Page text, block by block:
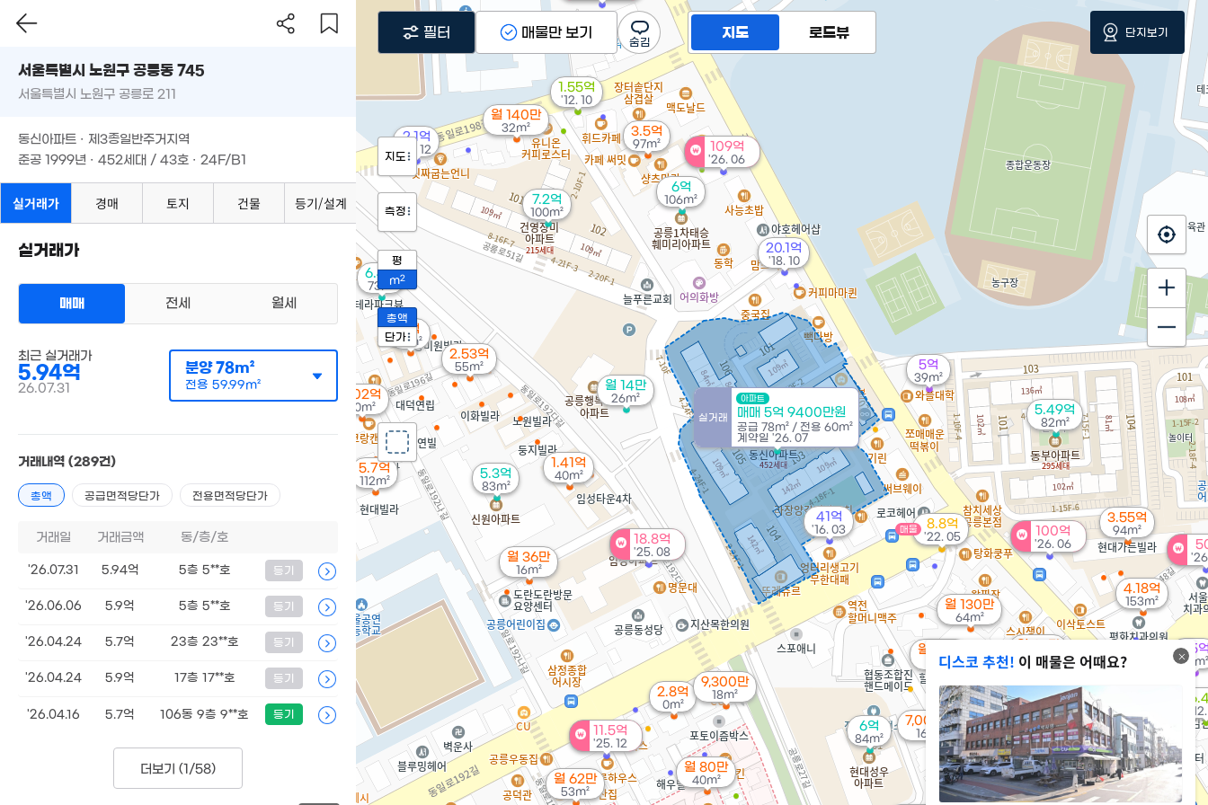
실거래
아파트
매매 5억 9400만원
공급 78m² / 전용 60m²
계약일 '26. 07
월 14만
26m²
7.2억
100m²
5.49억
82m²
40m²
100억
'26. 06
109억
'26. 06
6억
84m²
5.3억
83m²
3.55억
94m²
월 50만
24m²
10.4억
'23. 02
매물
2.53억
55m²
6억
106m²
1.26억
39m²
8.8억
'22. 05
매물
월 130만
64m²
6.4억
73m²
월 140만
32m²
월 36만
16m²
11.5억
'25. 12
2억
41m²
6.5
89m²
18.8억
'25. 08
월 80만
40m²
5.7억
112m²
1.41억
40m²
월 62만
53m²
5억
39m²
2.02억
50m²
4.18억
153m²
3.5억
97m²
20.1억
'18. 10
15.4억
'17. 02
2.8억
0m²
9,300만
18m²
41억
'16. 03
7,000만
16m²
1.55억
'12. 10
2.1억
'10. 12
디스코 추천! 이 매물은 어때요?
지도 로드뷰
지도
측정
평
m2
총액
단가
필터 매물만 보기 단지보기
서울특별시 노원구 공릉동 745
서울특별시 노원구 공릉로 211
동신아파트 · 제3종일반주거지역
준공 1999년 · 452세대 / 43호 · 24F/B1
실거래가 경매 토지 건물 등기/설계
실거래가
매매 전세 월세
최근 실거래가
5.94억
26.07.31
분양78m²
전용 59.99m²
거래내역 (289건)
총액 공급면적당단가 전용면적당단가
거래일 거래금액 동/층/호
'26.07.31 5.94억 5층 5**호 등기
'26.06.06 5.9억 5층 5**호 등기
'26.04.24 5.7억 23층 23**호 등기
'26.04.24 5.9억 17층 17**호 등기
'26.04.16 5.7억 106동 9층 9**호 등기
더보기 (1/58)